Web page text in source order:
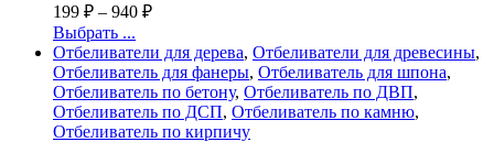
199 ₽ – 940 ₽
Выбрать ...
Отбеливатели для дерева, Отбеливатели для древесины,
Отбеливатель для фанеры, Отбеливатель для шпона,
Отбеливатель по бетону, Отбеливатель по ДВП,
Отбеливатель по ДСП, Отбеливатель по камню,
Отбеливатель по кирпичу